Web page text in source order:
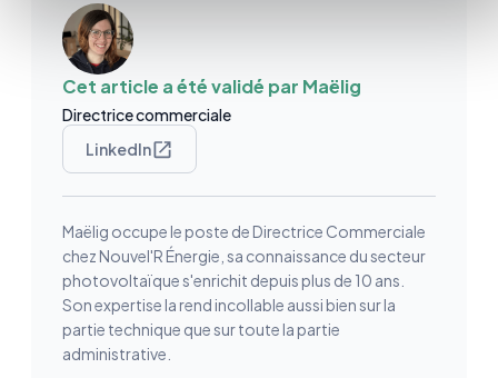
Cet article a été validé par Maëlig
Directrice commerciale
LinkedIn
Maëlig occupe le poste de Directrice Commerciale
chez Nouvel'R Énergie, sa connaissance du secteur
photovoltaïque s'enrichit depuis plus de 10 ans.
Son expertise la rend incollable aussi bien sur la
partie technique que sur toute la partie
administrative.